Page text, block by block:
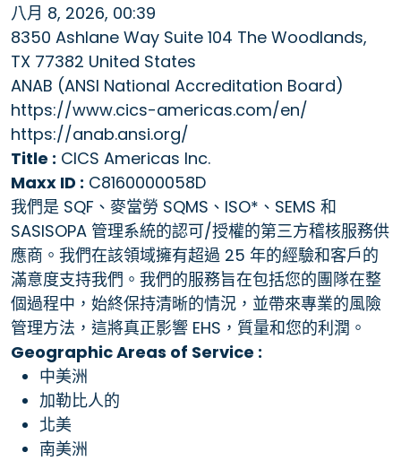
八月 8, 2026, 00:39
8350 Ashlane Way Suite 104 The Woodlands,
TX 77382 United States
ANAB (ANSI National Accreditation Board)
https://www.cics-americas.com/en/
https://anab.ansi.org/
Title : CICS Americas Inc.
Maxx ID : C8160000058D
我們是 SQF、麥當勞 SQMS、ISO*、SEMS 和
SASISOPA 管理系統的認可/授權的第三方稽核服務供
應商。我們在該領域擁有超過 25 年的經驗和客戶的
滿意度支持我們。我們的服務旨在包括您的團隊在整
個過程中，始終保持清晰的情況，並帶來專業的風險
管理方法，這將真正影響 EHS，質量和您的利潤。
Geographic Areas of Service :
中美洲
加勒比人的
北美
南美洲